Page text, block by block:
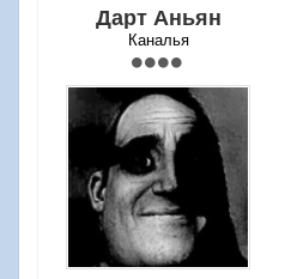
Дарт Аньян
Каналья